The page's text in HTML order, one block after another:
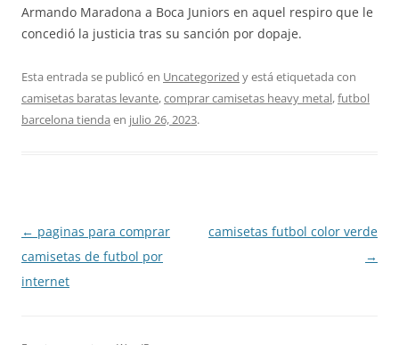
Armando Maradona a Boca Juniors en aquel respiro que le
concedió la justicia tras su sanción por dopaje.
Esta entrada se publicó en Uncategorized y está etiquetada con
camisetas baratas levante,comprar camisetas heavy metal,futbol
barcelona tienda en julio 26, 2023.
Navegación
de
entradas
← paginas para comprar
camisetas de futbol por
internet
camisetas futbol color verde
→